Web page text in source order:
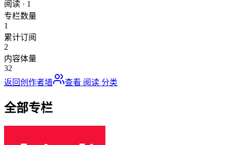
阅读 · 1
专栏数量
1
累计订阅
2
内容体量
32
返回创作者墙
查看 阅读 分类
全部专栏